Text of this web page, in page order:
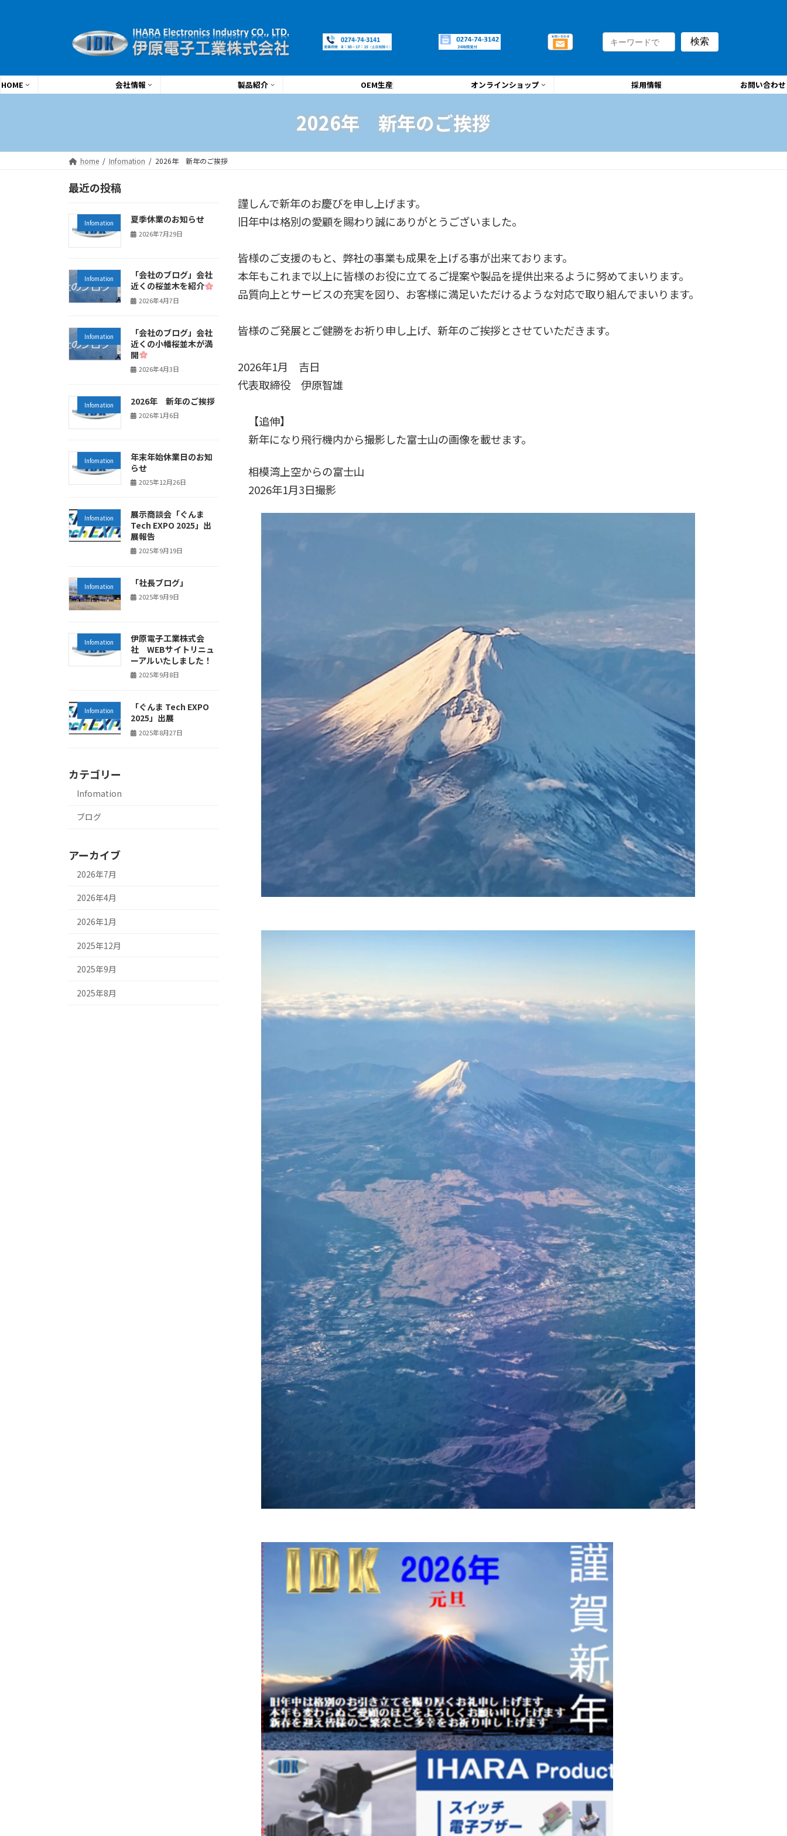
へ
ス
ョ
ン
検索
HOME 会社情報 製品紹介 OEM生産 オンラインショップ 採用情報 お問い合わせ
2026年 新年のご挨拶
home Infomation 2026年 新年のご挨拶
謹しんで新年のお慶びを申し上げます。
旧年中は格別の愛顧を賜わり誠にありがとうございました。
皆様のご支援のもと、弊社の事業も成果を上げる事が出来ております。
本年もこれまで以上に皆様のお役に立てるご提案や製品を提供出来るように努めてまいります。
品質向上とサービスの充実を図り、お客様に満足いただけるような対応で取り組んでまいります。
皆様のご発展とご健勝をお祈り申し上げ、新年のご挨拶とさせていただきます。
2026年1月 吉日
代表取締役 伊原智雄
【追伸】
新年になり飛行機内から撮影した富士山の画像を載せます。
相模湾上空からの富士山
2026年1月3日撮影
最近の投稿
Infomation 夏季休業のお知らせ
2026年7月29日
Infomation
「会社のブログ」会社
近くの桜並木を紹介
2026年4月7日
Infomation
「会社のブログ」会社
近くの小幡桜並木が満
開
2026年4月3日
Infomation 2026年 新年のご挨拶
2026年1月6日
Infomation
年末年始休業日のお知
らせ
2025年12月26日
Infomation
展示商談会「ぐんま
Tech EXPO 2025」出
展報告
2025年9月19日
Infomation 「社長ブログ」
2025年9月9日
Infomation
伊原電子工業株式会
社 WEBサイトリニュ
ーアルいたしました！
2025年9月8日
Infomation
「ぐんま Tech EXPO
2025」出展
2025年8月27日
カテゴリー
Infomation
ブログ
アーカイブ
2026年7月
2026年4月
2026年1月
2025年12月
2025年9月
2025年8月